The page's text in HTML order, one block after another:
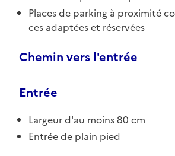
Places de parking à proximité
ces adaptées et réservées
Chemin vers l'entrée
Entrée
Largeur d'au moins 80 cm
Entrée de plain pied